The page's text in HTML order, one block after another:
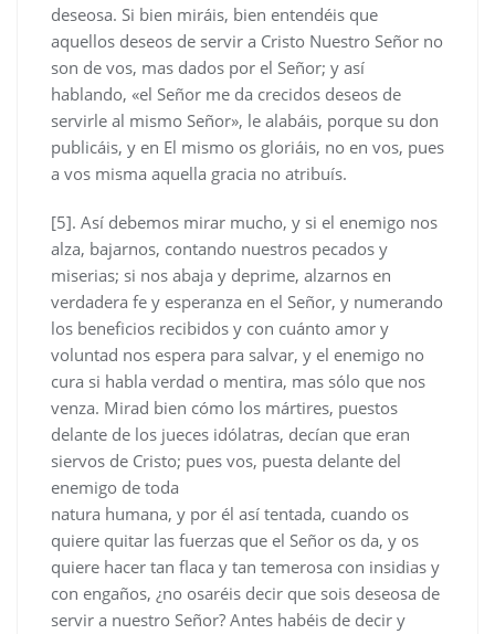
deseosa. Si bien miráis, bien entendéis que
aquellos deseos de servir a Cristo Nuestro Señor no
son de vos, mas dados por el Señor; y así
hablando, «el Señor me da crecidos deseos de
servirle al mismo Señor», le alabáis, porque su don
publicáis, y en El mismo os gloriáis, no en vos, pues
a vos misma aquella gracia no atribuís.
[5]. Así debemos mirar mucho, y si el enemigo nos
alza, bajarnos, contando nuestros pecados y
miserias; si nos abaja y deprime, alzarnos en
verdadera fe y esperanza en el Señor, y numerando
los beneficios recibidos y con cuánto amor y
voluntad nos espera para salvar, y el enemigo no
cura si habla verdad o mentira, mas sólo que nos
venza. Mirad bien cómo los mártires, puestos
delante de los jueces idólatras, decían que eran
siervos de Cristo; pues vos, puesta delante del
enemigo de toda
natura humana, y por él así tentada, cuando os
quiere quitar las fuerzas que el Señor os da, y os
quiere hacer tan flaca y tan temerosa con insidias y
con engaños, ¿no osaréis decir que sois deseosa de
servir a nuestro Señor? Antes habéis de decir y